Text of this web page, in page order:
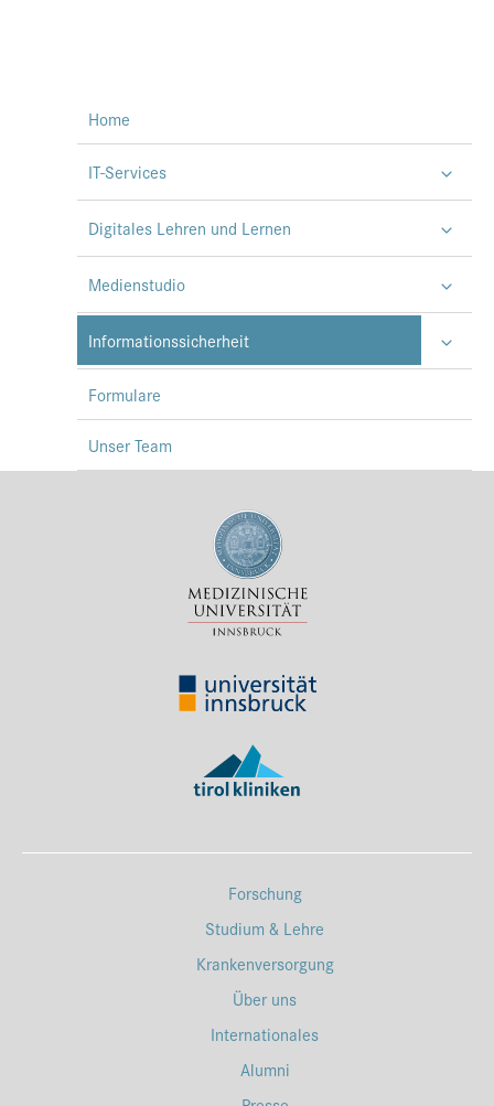
Home
IT-Services
Digitales Lehren und Lernen
Medienstudio
Informationssicherheit
Formulare
Unser Team
Forschung
Studium & Lehre
Krankenversorgung
Über uns
Internationales
Alumni